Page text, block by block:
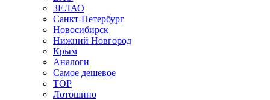
ЗЕЛАО
Санкт-Петербург
Новосибирск
Нижний Новгород
Крым
Аналоги
Самое дешевое
TOP
Лотошино